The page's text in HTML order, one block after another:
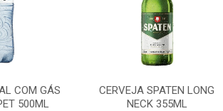
COM GÁS
500ML
CERVEJA SPATEN LONG
NECK 355ML